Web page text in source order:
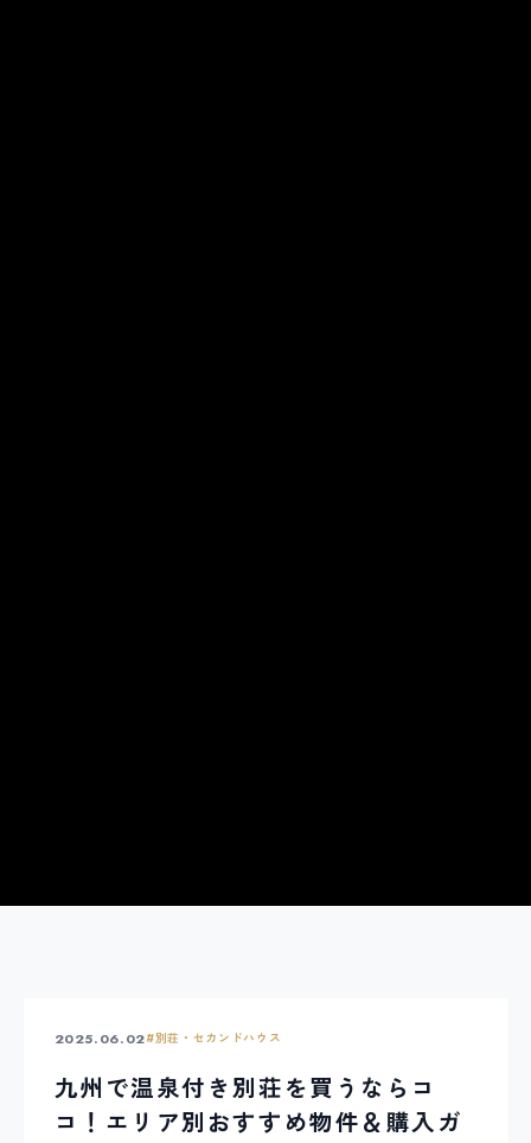
2025.06.02#別荘・セカンドハウス
九州で温泉付き別荘を買うならコ
コ！エリア別おすすめ物件＆購入ガ